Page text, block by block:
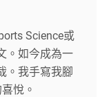
Science或
。如今成為一
。我手寫我腳
悅。